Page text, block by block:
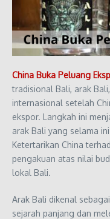
China Buka Peluang
tradisional Bali, arak
internasional setelah
ekspor. Langkah ini
arak Bali yang selama
Ketertarikan China
pengakuan atas nilai
lokal Bali.
Arak Bali dikenal
sejarah panjang dan